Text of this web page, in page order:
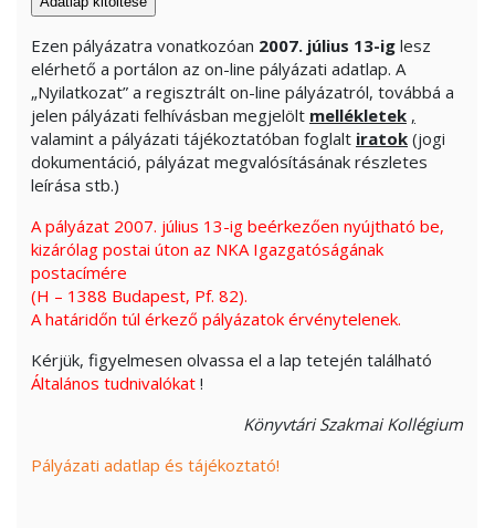
Ezen pályázatra vonatkozóan 2007. július 13-ig lesz
elérhető a portálon az on-line pályázati adatlap. A
„Nyilatkozat” a regisztrált on-line pályázatról, továbbá a
jelen pályázati felhívásban megjelölt mellékletek ,
valamint a pályázati tájékoztatóban foglalt iratok (jogi
dokumentáció, pályázat megvalósításának részletes
leírása stb.)
A pályázat 2007. július 13-ig beérkezően nyújtható be,
kizárólag postai úton az NKA Igazgatóságának
postacímére
(H – 1388 Budapest, Pf. 82).
A határidőn túl érkező pályázatok érvénytelenek.
Kérjük, figyelmesen olvassa el a lap tetején található
Általános tudnivalókat !
Könyvtári Szakmai Kollégium
Pályázati adatlap és tájékoztató!